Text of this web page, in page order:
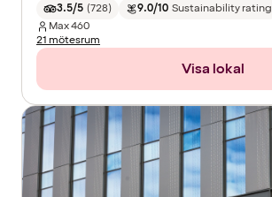
3.5/5 (728) 9.0/10 Sustainability rating
Max460
21 mötesrum
Visa lokal